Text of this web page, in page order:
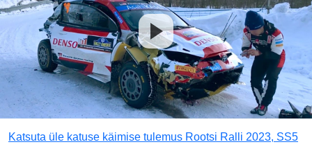
Katsuta üle katuse käimise tulemus Rootsi Ralli 2023, SS5